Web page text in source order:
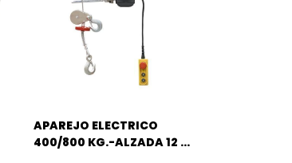
APAREJO ELECTRICO
400/800 KG.-ALZADA 12 M.